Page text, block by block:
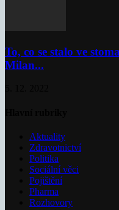
To, co se stalo ve
Milan...
Aktuality
Zdravotnictví
Politika
Sociální věci
Pojištění
Pharma
Rozhovory